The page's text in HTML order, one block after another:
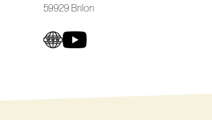
59929 Brilon